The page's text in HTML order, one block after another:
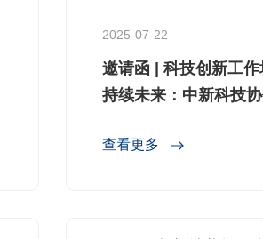
2025-07-22
邀请函 | 科技创新工
持续未来：中新科技
查看更多